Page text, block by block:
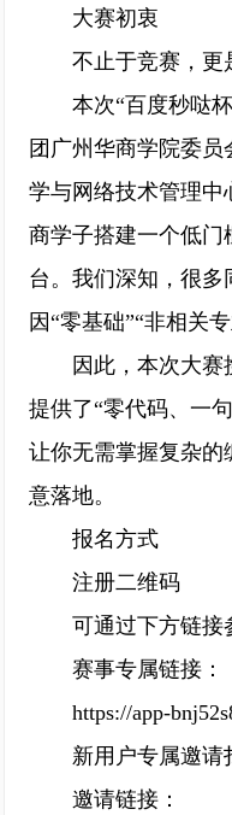
大赛初衷
不止于竞赛，更
本次“百度秒哒杯
团广州华商学院委
学与网络技术管理
商学子搭建一个低
台。我们深知，很
因“零基础”“非相关
因此，本次大赛
提供了“零代码、一
让你无需掌握复杂的
意落地。
报名方式
注册二维码
可通过下方链接
赛事专属链接：
https://app-
新用户专属邀请
邀请链接：